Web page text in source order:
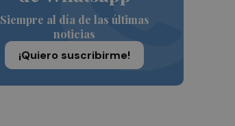
Siempre al día de las últimas
noticias
¡Quiero suscribirme!